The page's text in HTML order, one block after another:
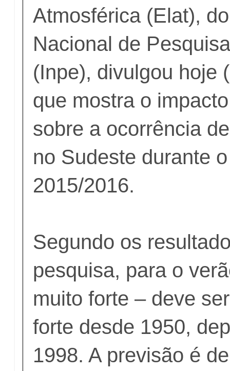
Atmosférica (Elat),
Nacional de
(Inpe), divulgou hoje
que mostra o
sobre a ocorrência
no Sudeste durante
2015/2016.
Segundo os
pesquisa, para o
muito forte – deve
forte desde 1950,
1998. A previsão é